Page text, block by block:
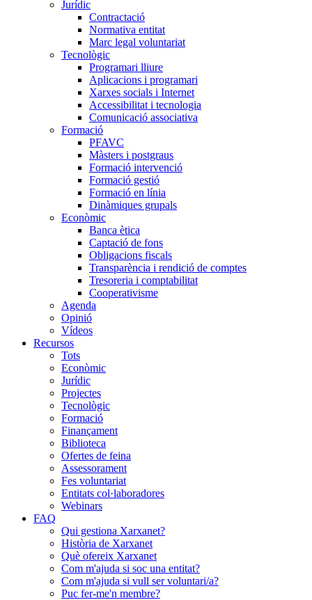
Jurídic
Contractació
Normativa entitat
Marc legal voluntariat
Tecnològic
Programari lliure
Aplicacions i programari
Xarxes socials i Internet
Accessibilitat i tecnologia
Comunicació associativa
Formació
PFAVC
Màsters i postgraus
Formació intervenció
Formació gestió
Formació en línia
Dinàmiques grupals
Econòmic
Banca ètica
Captació de fons
Obligacions fiscals
Transparència i rendició de comptes
Tresoreria i comptabilitat
Cooperativisme
Agenda
Opinió
Vídeos
Recursos
Tots
Econòmic
Jurídic
Projectes
Tecnològic
Formació
Finançament
Biblioteca
Ofertes de feina
Assessorament
Fes voluntariat
Entitats col·laboradores
Webinars
FAQ
Qui gestiona Xarxanet?
Història de Xarxanet
Què ofereix Xarxanet
Com m'ajuda si soc una entitat?
Com m'ajuda si vull ser voluntari/a?
Puc fer-me'n membre?